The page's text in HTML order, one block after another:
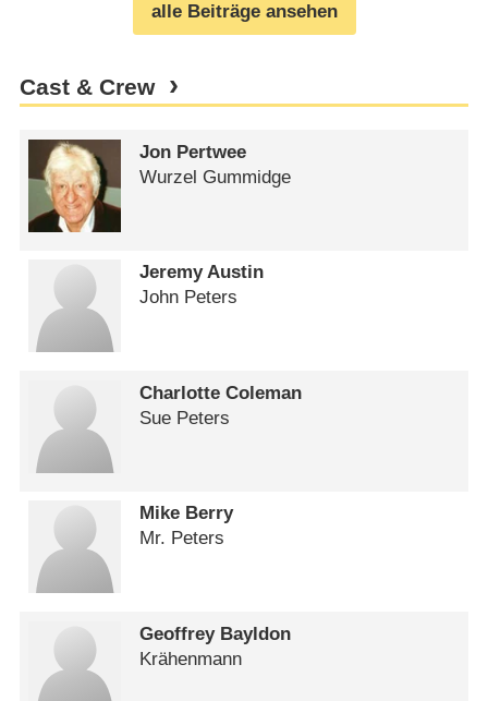
alle Beiträge ansehen
Cast & Crew
Jon Pertwee
Wurzel Gummidge
Jeremy Austin
John Peters
Charlotte Coleman
Sue Peters
Mike Berry
Mr. Peters
Geoffrey Bayldon
Krähenmann